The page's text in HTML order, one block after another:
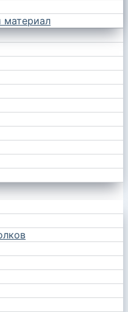
материал